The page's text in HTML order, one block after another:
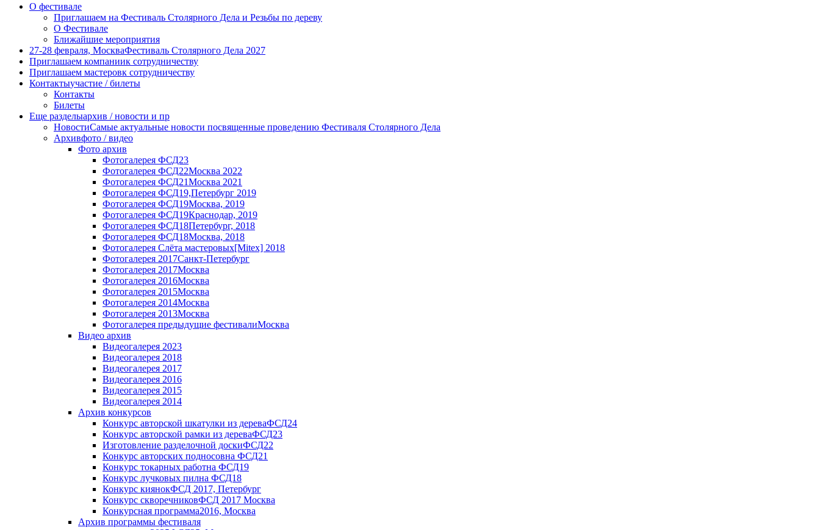
О фестивале
Приглашаем на Фестиваль Столярного Дела и Резьбы по дереву
О Фестивале
Ближайшие мероприятия
27-28 февраля, МоскваФестиваль Столярного Дела 2027
Приглашаем компаниик сотрудничеству
Приглашаем мастеровк сотрудничеству
Контактыучастие / билеты
Контакты
Билеты
Еще разделыархив / новости и пр
НовостиСамые актуальные новости посвященные проведению Фестиваля Столярного Дела
Архивфото / видео
Фото архив
Фотогалерея ФСД23
Фотогалерея ФСД22Москва 2022
Фотогалерея ФСД21Москва 2021
Фотогалерея ФСД19,Петербург 2019
Фотогалерея ФСД19Москва, 2019
Фотогалерея ФСД19Краснодар, 2019
Фотогалерея ФСД18Петербург, 2018
Фотогалерея ФСД18Москва, 2018
Фотогалерея Слёта мастеровых[Mitex] 2018
Фотогалерея 2017Санкт-Петербург
Фотогалерея 2017Москва
Фотогалерея 2016Москва
Фотогалерея 2015Москва
Фотогалерея 2014Москва
Фотогалерея 2013Москва
Фотогалерея предыдущие фестивалиМосква
Видео архив
Видеогалерея 2023
Видеогалерея 2018
Видеогалерея 2017
Видеогалерея 2016
Видеогалерея 2015
Видеогалерея 2014
Архив конкурсов
Конкурс авторской шкатулки из дереваФСД24
Конкурс авторской рамки из дереваФСД23
Изготовление разделочной доскиФСД22
Конкурс авторских подносовна ФСД21
Конкурс токарных работна ФСД19
Конкурс лучковых пилна ФСД18
Конкурс киянокФСД 2017, Петербург
Конкурс скворечниковФСД 2017 Москва
Конкурсная программа2016, Москва
Архив программы фестиваля